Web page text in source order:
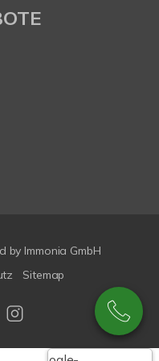
by Immonia GmbH
Sitemap